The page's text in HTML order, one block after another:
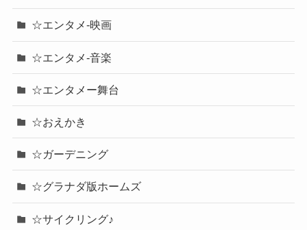
☆エンタメ-映画
☆エンタメ-音楽
☆エンタメー舞台
☆おえかき
☆ガーデニング
☆グラナダ版ホームズ
☆サイクリング♪